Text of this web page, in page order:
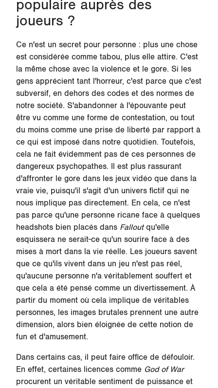
populaire auprès des
joueurs ?
Ce n'est un secret pour personne : plus une chose
est considérée comme tabou, plus elle attire. C'est
la même chose avec la violence et le gore. Si les
gens apprécient tant l'horreur, c'est parce que c'est
subversif, en dehors des codes et des normes de
notre société. S'abandonner à l'épouvante peut
être vu comme une forme de contestation, ou tout
du moins comme une prise de liberté par rapport à
ce qui est imposé dans notre quotidien. Toutefois,
cela ne fait évidemment pas de ces personnes de
dangereux psychopathes. Il est plus rassurant
d'affronter le gore dans les jeux vidéo que dans la
vraie vie, puisqu'il s'agit d'un univers fictif qui ne
nous implique pas directement. En cela, ce n'est
pas parce qu'une personne ricane face à quelques
headshots bien placés dans Falloutqu'elle
esquissera ne serait-ce qu'un sourire face à des
mises à mort dans la vie réelle. Les joueurs savent
que ce qu'ils vivent dans un jeu n'est pas réel,
qu'aucune personne n'a véritablement souffert et
que cela a été pensé comme un divertissement. À
partir du moment où cela implique de véritables
personnes, les images brutales prennent une autre
dimension, alors bien éloignée de cette notion de
fun et d'amusement.
Dans certains cas, il peut faire office de défouloir.
En effet, certaines licences comme God of War
procurent un véritable sentiment de puissance et